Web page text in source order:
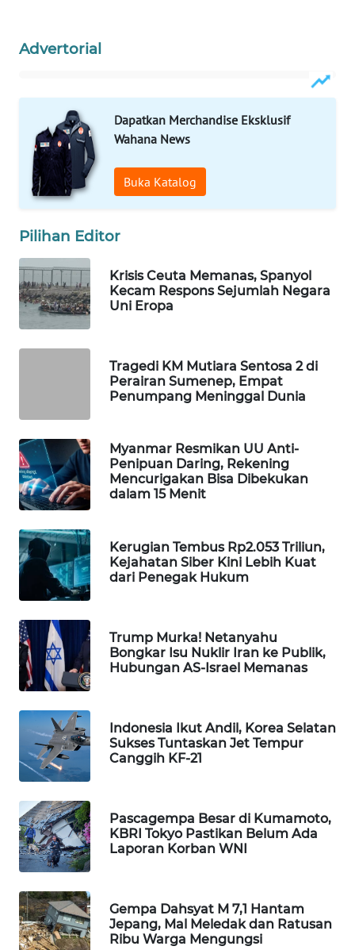
Advertorial
Dapatkan Merchandise Eksklusif
Wahana News
Buka Katalog
Pilihan Editor
Krisis Ceuta Memanas, Spanyol
Kecam Respons Sejumlah Negara
Uni Eropa
Tragedi KM Mutiara Sentosa 2 di
Perairan Sumenep, Empat
Penumpang Meninggal Dunia
Myanmar Resmikan UU Anti-
Penipuan Daring, Rekening
Mencurigakan Bisa Dibekukan
dalam 15 Menit
Kerugian Tembus Rp2.053 Triliun,
Kejahatan Siber Kini Lebih Kuat
dari Penegak Hukum
Trump Murka! Netanyahu
Bongkar Isu Nuklir Iran ke Publik,
Hubungan AS-Israel Memanas
Indonesia Ikut Andil, Korea Selatan
Sukses Tuntaskan Jet Tempur
Canggih KF-21
Pascagempa Besar di Kumamoto,
KBRI Tokyo Pastikan Belum Ada
Laporan Korban WNI
Gempa Dahsyat M 7,1 Hantam
Jepang, Mal Meledak dan Ratusan
Ribu Warga Mengungsi
WAHANA
LISTRIK
WAHANA
TRAVEL
WAHANA
TV
WAHANANEWS
ID
WAHANA
SPORT
WAHANA
UMKM
WAHANA
WAHANA
PERSONA
WAHANA
OTOMOTIF
WAHANA
HEALTH
WAHANA
DESA
WISATA
LAPAK
WAHANA